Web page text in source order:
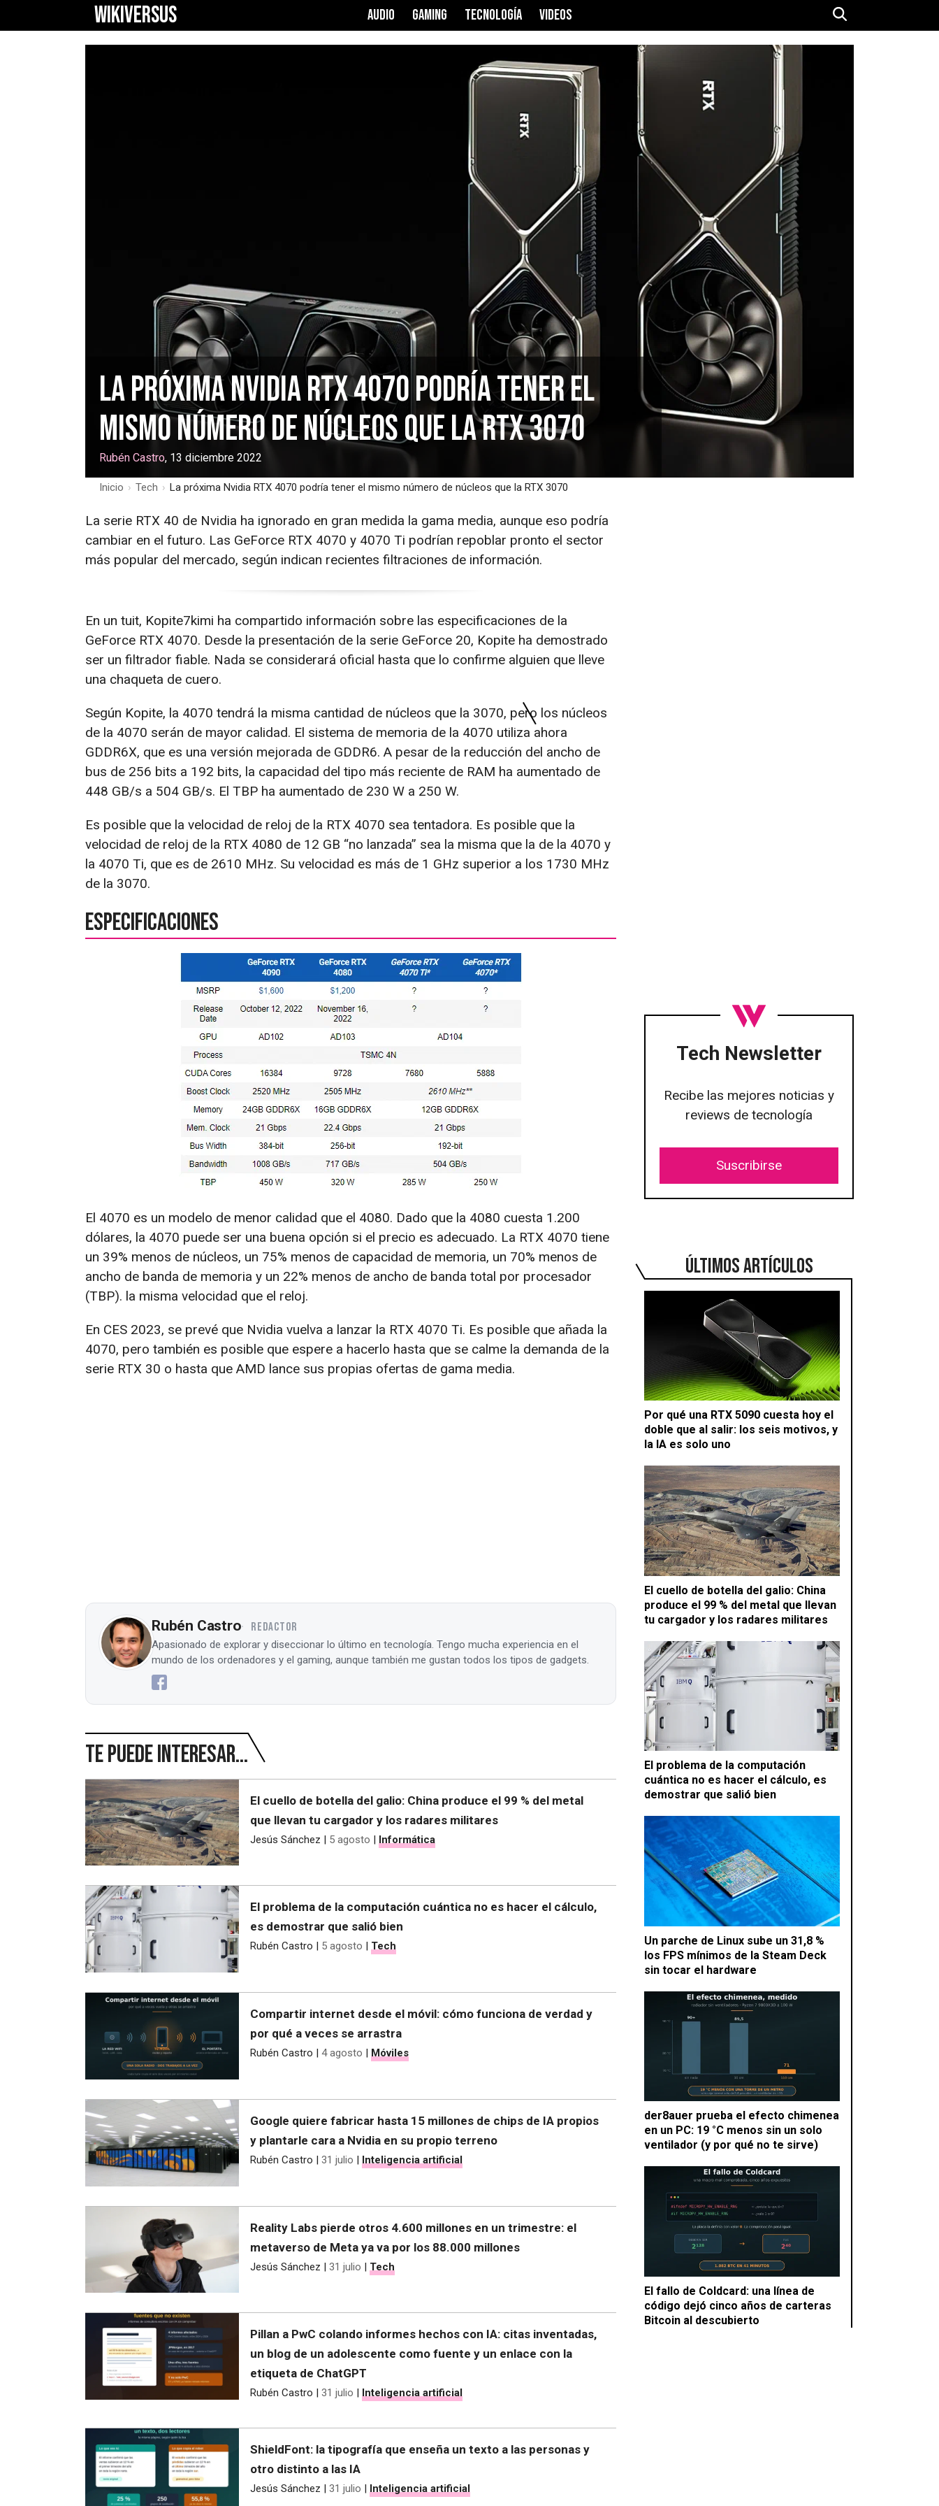
WIKIVERSUS AUDIO GAMING TECNOLOGÍA VIDEOS
La próxima Nvidia RTX 4070 podría tener el
mismo número de núcleos que la RTX 3070
Rubén Castro, 13 diciembre 2022
Inicio › Tech › La próxima Nvidia RTX 4070 podría tener el mismo número de núcleos que la RTX 3070
Tech Newsletter
Recibe las mejores noticias y
reviews de tecnología
Suscribirse
ÚLTIMOS ARTÍCULOS
Por qué una RTX 5090 cuesta hoy el
doble que al salir: los seis motivos, y
la IA es solo uno
El cuello de botella del galio: China
produce el 99 % del metal que llevan
tu cargador y los radares militares
El problema de la computación
cuántica no es hacer el cálculo, es
demostrar que salió bien
Un parche de Linux sube un 31,8 %
los FPS mínimos de la Steam Deck
sin tocar el hardware
der8auer prueba el efecto chimenea
en un PC: 19 °C menos sin un solo
ventilador (y por qué no te sirve)
El fallo de Coldcard: una línea de
código dejó cinco años de carteras
Bitcoin al descubierto
La serie RTX 40 de Nvidia ha ignorado en gran medida la gama media, aunque eso podría
cambiar en el futuro. Las GeForce RTX 4070 y 4070 Ti podrían repoblar pronto el sector
más popular del mercado, según indican recientes filtraciones de información.
En un tuit, Kopite7kimi ha compartido información sobre las especificaciones de la
GeForce RTX 4070. Desde la presentación de la serie GeForce 20, Kopite ha demostrado
ser un filtrador fiable. Nada se considerará oficial hasta que lo confirme alguien que lleve
una chaqueta de cuero.
Según Kopite, la 4070 tendrá la misma cantidad de núcleos que la 3070, pero los núcleos
de la 4070 serán de mayor calidad. El sistema de memoria de la 4070 utiliza ahora
GDDR6X, que es una versión mejorada de GDDR6. A pesar de la reducción del ancho de
bus de 256 bits a 192 bits, la capacidad del tipo más reciente de RAM ha aumentado de
448 GB/s a 504 GB/s. El TBP ha aumentado de 230 W a 250 W.
Es posible que la velocidad de reloj de la RTX 4070 sea tentadora. Es posible que la
velocidad de reloj de la RTX 4080 de 12 GB “no lanzada” sea la misma que la de la 4070 y
la 4070 Ti, que es de 2610 MHz. Su velocidad es más de 1 GHz superior a los 1730 MHz
de la 3070.
Especificaciones
El 4070 es un modelo de menor calidad que el 4080. Dado que la 4080 cuesta 1.200
dólares, la 4070 puede ser una buena opción si el precio es adecuado. La RTX 4070 tiene
un 39% menos de núcleos, un 75% menos de capacidad de memoria, un 70% menos de
ancho de banda de memoria y un 22% menos de ancho de banda total por procesador
(TBP). la misma velocidad que el reloj.
En CES 2023, se prevé que Nvidia vuelva a lanzar la RTX 4070 Ti. Es posible que añada la
4070, pero también es posible que espere a hacerlo hasta que se calme la demanda de la
serie RTX 30 o hasta que AMD lance sus propias ofertas de gama media.
Rubén Castro REDACTOR
Apasionado de explorar y diseccionar lo último en tecnología. Tengo mucha experiencia en el
mundo de los ordenadores y el gaming, aunque también me gustan todos los tipos de gadgets.
Te puede interesar...
El cuello de botella del galio: China produce el 99 % del metal
que llevan tu cargador y los radares militares
Jesús Sánchez | 5 agosto | Informática
El problema de la computación cuántica no es hacer el cálculo,
es demostrar que salió bien
Rubén Castro 5 agosto Tech
Compartir internet desde el móvil: cómo funciona de verdad y
por qué a veces se arrastra
Rubén Castro | 4 agosto | Móviles
Google quiere fabricar hasta 15 millones de chips de IA propios
y plantarle cara a Nvidia en su propio terreno
Rubén Castro | 31 julio | Inteligencia artificial
Reality Labs pierde otros 4.600 millones en un trimestre: el
metaverso de Meta ya va por los 88.000 millones
Jesús Sánchez | 31 julio | Tech
Pillan a PwC colando informes hechos con IA: citas inventadas,
un blog de un adolescente como fuente y un enlace con la
etiqueta de ChatGPT
Rubén Castro 31 julio Inteligencia artificial
ShieldFont: la tipografía que enseña un texto a las personas y
otro distinto a las IA
Jesús Sánchez 31 julio Inteligencia artificial